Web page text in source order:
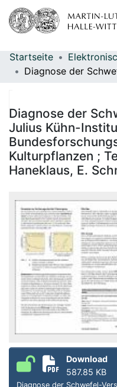
Bereiche & Sammlungen
Statistiken
Startseite
Diagnose der
Julius Kühn-
Kulturpflanzen ;
Haneklaus, E.
Download
587.85 KB
Diagnose der Schwefel-